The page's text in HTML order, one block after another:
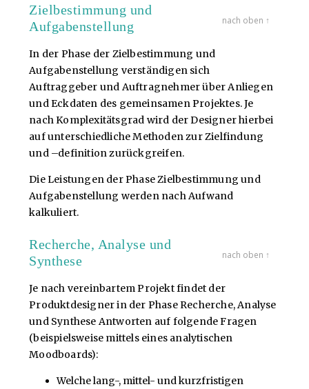
Zielbestimmung und
Aufgabenstellung
nach oben ↑
In der Phase der Zielbestimmung und
Aufgabenstellung verständigen sich
Auftraggeber und Auftragnehmer über Anliegen
und Eckdaten des gemeinsamen Projektes. Je
nach Komplexitätsgrad wird der Designer hierbei
auf unterschiedliche Methoden zur Zielfindung
und –definition zurückgreifen.
Die Leistungen der Phase Zielbestimmung und
Aufgabenstellung werden nach Aufwand
kalkuliert.
Recherche, Analyse und
Synthese
nach oben ↑
Je nach vereinbartem Projekt findet der
Produktdesigner in der Phase Recherche, Analyse
und Synthese Antworten auf folgende Fragen
(beispielsweise mittels eines analytischen
Moodboards):
Welche lang-, mittel- und kurzfristigen